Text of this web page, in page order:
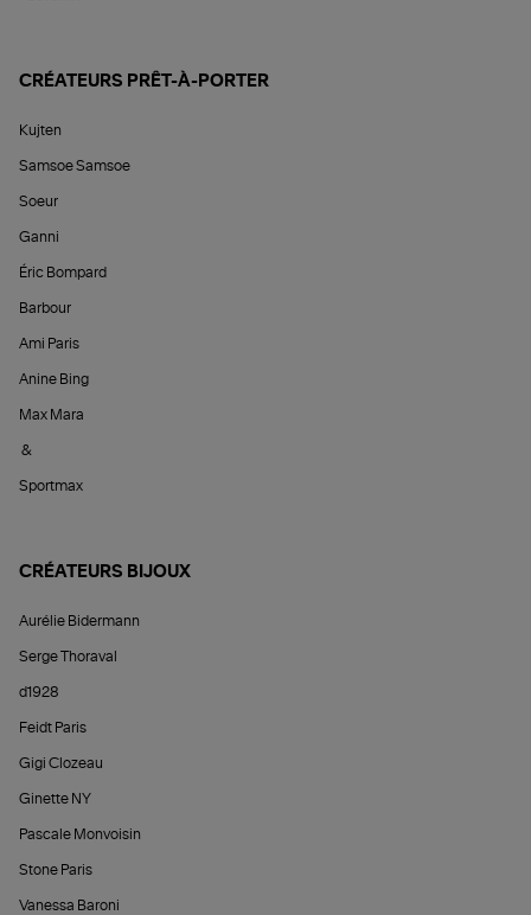
CRÉATEURS PRÊT-À-PORTER
Kujten
Samsoe Samsoe
Soeur
Ganni
Éric Bompard
Barbour
Ami Paris
Anine Bing
Max Mara
&
Sportmax
CRÉATEURS BIJOUX
Aurélie Bidermann
Serge Thoraval
d1928
Feidt Paris
Gigi Clozeau
Ginette NY
Pascale Monvoisin
Stone Paris
Vanessa Baroni